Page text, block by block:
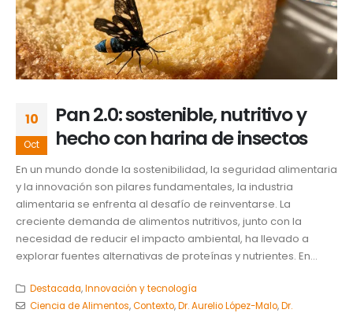
10
Oct
Pan 2.0: sostenible, nutritivo y
hecho con harina de insectos
En un mundo donde la sostenibilidad, la seguridad alimentaria
y la innovación son pilares fundamentales, la industria
alimentaria se enfrenta al desafío de reinventarse. La
creciente demanda de alimentos nutritivos, junto con la
necesidad de reducir el impacto ambiental, ha llevado a
explorar fuentes alternativas de proteínas y nutrientes. En...
Destacada,Innovación y tecnología
Ciencia de Alimentos,Contexto,Dr. Aurelio López-Malo,Dr.